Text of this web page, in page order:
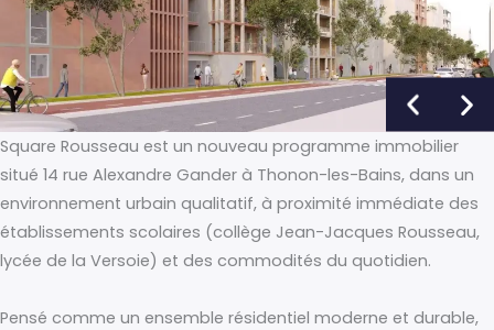
Square Rousseau est un nouveau programme immobilier
situé 14 rue Alexandre Gander à Thonon-les-Bains, dans un
environnement urbain qualitatif, à proximité immédiate des
établissements scolaires (collège Jean-Jacques Rousseau,
lycée de la Versoie) et des commodités du quotidien.
Pensé comme un ensemble résidentiel moderne et durable,